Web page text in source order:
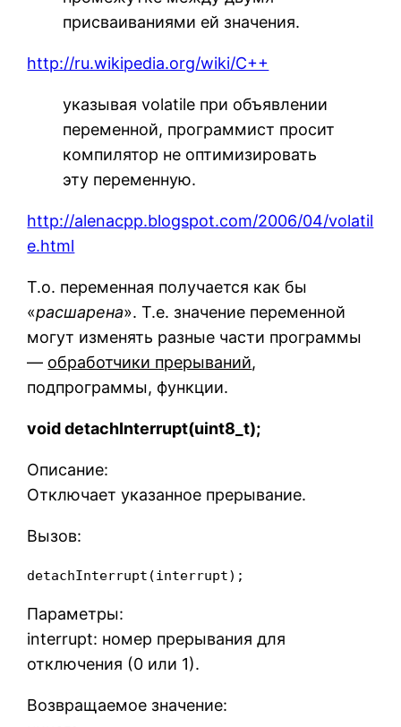
присваиваниями ей значения.
http://ru.wikipedia.org/wiki/C++
указывая volatile при объявлении
переменной, программист просит
компилятор не оптимизировать
эту переменную.
http://alenacpp.blogspot.com/2006/04/volatil
e.html
Т.о. переменная получается как бы
«расшарена». Т.е. значение переменной
могут изменять разные части программы
— обработчики прерываний,
подпрограммы, функции.
void detachInterrupt(uint8_t);
Описание:
Отключает указанное прерывание.
Вызов:
detachInterrupt(interrupt);
Параметры:
interrupt: номер прерывания для
отключения (0 или 1).
Возвращаемое значение: